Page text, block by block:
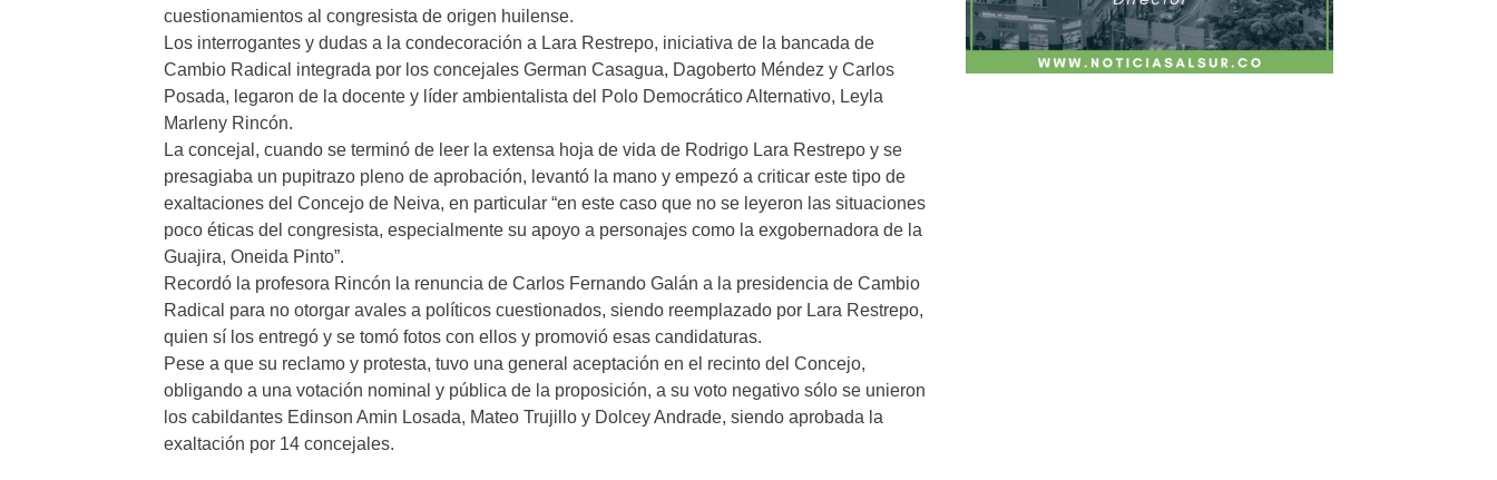
cuestionamientos al congresista de origen huilense.
Los interrogantes y dudas a la condecoración a Lara Restrepo, iniciativa de la bancada de
Cambio Radical integrada por los concejales German Casagua, Dagoberto Méndez y Carlos
Posada, legaron de la docente y líder ambientalista del Polo Democrático Alternativo, Leyla
Marleny Rincón.
La concejal, cuando se terminó de leer la extensa hoja de vida de Rodrigo Lara Restrepo y se
presagiaba un pupitrazo pleno de aprobación, levantó la mano y empezó a criticar este tipo de
exaltaciones del Concejo de Neiva, en particular “en este caso que no se leyeron las situaciones
poco éticas del congresista, especialmente su apoyo a personajes como la exgobernadora de la
Guajira, Oneida Pinto”.
Recordó la profesora Rincón la renuncia de Carlos Fernando Galán a la presidencia de Cambio
Radical para no otorgar avales a políticos cuestionados, siendo reemplazado por Lara Restrepo,
quien sí los entregó y se tomó fotos con ellos y promovió esas candidaturas.
Pese a que su reclamo y protesta, tuvo una general aceptación en el recinto del Concejo,
obligando a una votación nominal y pública de la proposición, a su voto negativo sólo se unieron
los cabildantes Edinson Amin Losada, Mateo Trujillo y Dolcey Andrade, siendo aprobada la
exaltación por 14 concejales.